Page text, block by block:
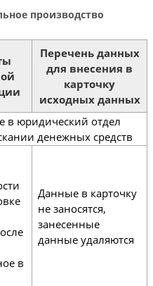
производство
Перечень данных
для внесения в
карточку
исходных данных
в юридический отдел
денежных средств
в
Данные в карточку
не заносятся,
занесенные
данные удаляются